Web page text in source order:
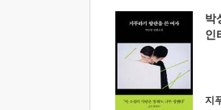
박
인
지